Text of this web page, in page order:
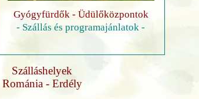
Gyógyfürdők - Üdülőközpontok
- Szállás és programajánlatok -
Szálláshelyek
Románia - Erdély